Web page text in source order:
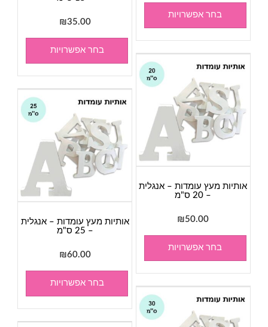
בחר אפשרויות
₪35.00
בחר אפשרויות
אותיות מעץ עומדות – אנגלית
– 20 ס"מ
₪50.00
בחר אפשרויות
אותיות מעץ עומדות – אנגלית
– 25 ס"מ
₪60.00
בחר אפשרויות